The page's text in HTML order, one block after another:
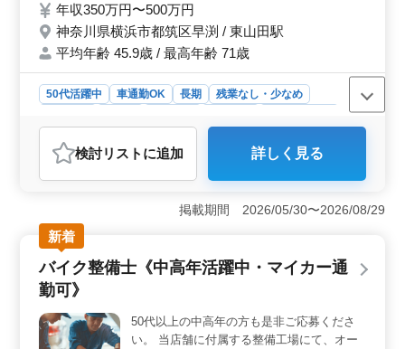
年収350万円〜500万円
神奈川県横浜市都筑区早渕 / 東山田駅
平均年齢 45.9歳 / 最高年齢 71歳
50代活躍中 車通勤OK 長期
残業なし・少なめ
おすすめポイント
＜経験を活かせる環境＞ ベテランの専門知識を持つ整
備士が求められています。これまでの経験やスキルを十
しております。 ＜働きやすい職場＞ 勤務地は神奈
川県横浜市で、車通勤が可能です。また、残業が少なめ
で、プライベートな時間を大切にしながら働けます。火
曜日の定休日に加え、夏季休暇や年末年始休暇もあり、
オフもしっかり取れます。 ＜専門性を高めるチャン
ス＞ 高い技術と専門性が求められます。この職場で
は、最新の技術や知識をさらに習得しながら、専門性を
さらに高めることができます。
検討リスト に追加 詳しく見る
掲載期間 2026/05/30〜2026/08/29
新着
バイク整備士《中高年活躍中・マイカー通
勤可》
50代以上の中高年の方も是非ご応募くださ
い。 当店舗に付属する整備工場にて、オー